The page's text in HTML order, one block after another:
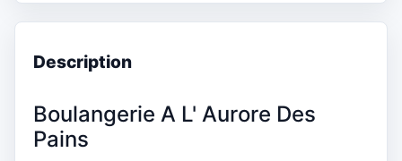
Description
Boulangerie A L' Aurore Des
Pains